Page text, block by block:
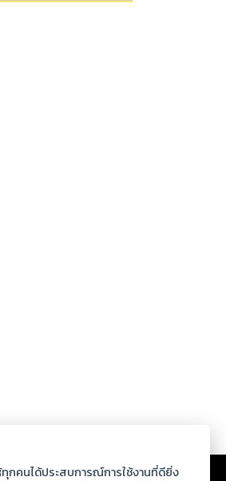
ดาวน์โหลด
ทุกคนได้ประสบการณ์การใช้งานที่ดียิ่ง